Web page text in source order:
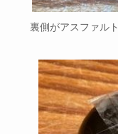
裏側がアスファル